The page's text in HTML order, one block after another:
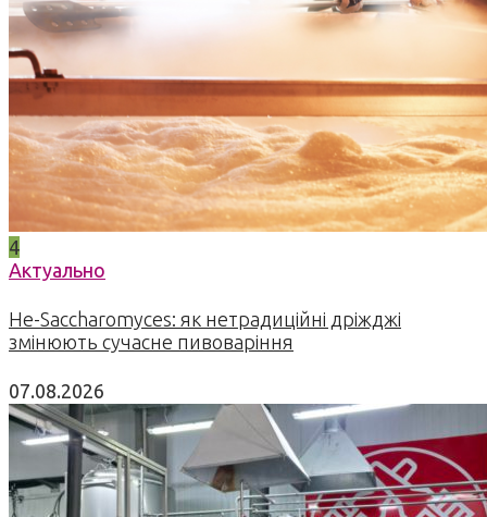
4
Актуально
Не-Saccharomyces: як нетрадиційні дріжджі
змінюють сучасне пивоваріння
07.08.2026